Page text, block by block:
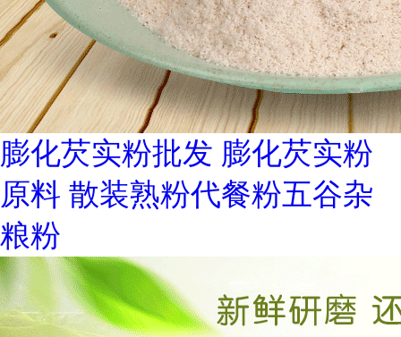
膨化芡实粉批发 膨化芡实粉
原料 散装熟粉代餐粉五谷杂
粮粉